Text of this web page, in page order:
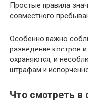
Простые правила
совместного
Особенно важно
разведение костров
охраняются, и
штрафам и
Что смотреть в